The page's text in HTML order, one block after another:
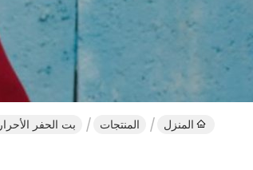
المنزل المنتجات بت الحفر الأحرار